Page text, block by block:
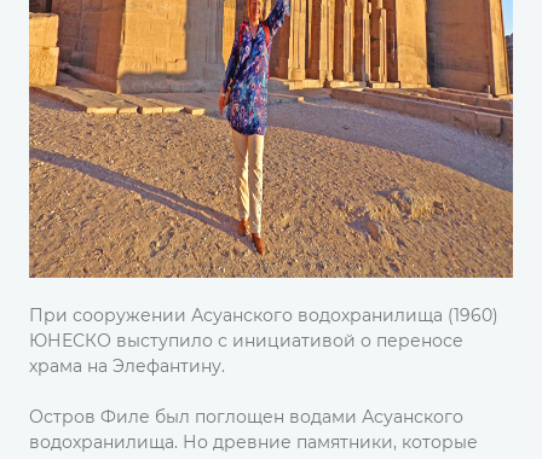
При сооружении Асуанского водохранилища (1960)
ЮНЕСКО выступило с инициативой о переносе
храма на Элефантину.
Остров Филе был поглощен водами Асуанского
водохранилища. Но древние памятники, которые